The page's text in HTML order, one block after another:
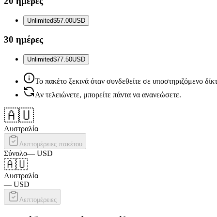
Unlimited$57.00USD
30 ημέρες
Unlimited$77.50USD
Το πακέτο ξεκινά όταν συνδεθείτε σε υποστηριζόμενο
Αν τελειώνετε, μπορείτε πάντα να ανανεώσετε.
🇦🇺
Αυστραλία
Λεπτομέρειες πακέτου
Σύνολο— USD
🇦🇺
Αυστραλία
— USD
Λεπτομέρειες